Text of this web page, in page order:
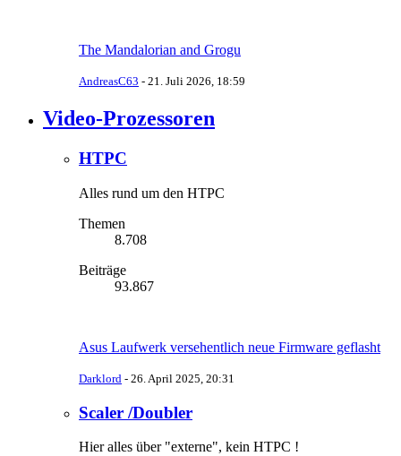
The Mandalorian and Grogu
AndreasC63 - 21. Juli 2026, 18:59
Video-Prozessoren
HTPC
Alles rund um den HTPC
Themen
8.708
Beiträge
93.867
Asus Laufwerk versehentlich neue Firmware geflasht
Darklord - 26. April 2025, 20:31
Scaler /Doubler
Hier alles über "externe", kein HTPC !